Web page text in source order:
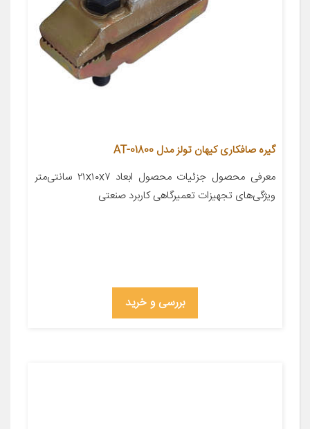
گیره صافکاری کیهان تولز مدل AT-01800
معرفی محصول جزئیات محصول ابعاد ۲۱x۱۰x۷ سانتی‌متر
ویژگی‌های تجهیزات تعمیرگاهی کاربرد صنعتی
بررسی و خرید